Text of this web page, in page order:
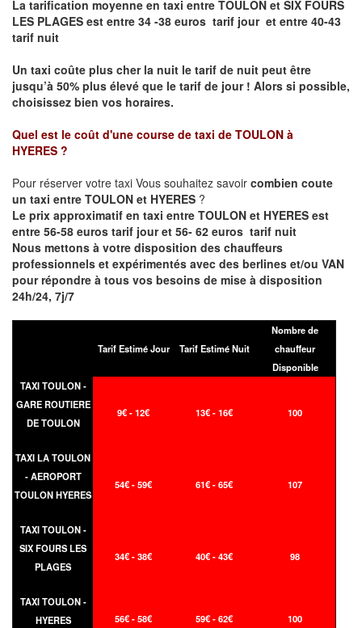
La tarification moyenne en taxi entre TOULON et SIX FOURS
LES PLAGES est entre 34 -38 euros tarif jour et entre 40-43
tarif nuit
Un taxi coûte plus cher la nuit le tarif de nuit peut être
jusqu’à 50% plus élevé que le tarif de jour ! Alors si possible,
choisissez bien vos horaires.
Quel est le coût d'une course de taxi de TOULON à
HYERES ?
Pour réserver votre taxi Vous souhaitez savoir combien coute
un taxi entre TOULON et HYERES ?
Le prix approximatif en taxi entre TOULON et HYERES est
entre 56-58 euros tarif jour et 56- 62 euros tarif nuit
Nous mettons à votre disposition des chauffeurs
professionnels et expérimentés avec des berlines et/ou VAN
pour répondre à tous vos besoins de mise à disposition
24h/24, 7j/7
Tarif Estimé Jour Tarif Estimé Nuit
Nombre de
chauffeur
Disponible
TAXI TOULON -
GARE ROUTIERE
DE TOULON
9€ - 12€ 13€ - 16€ 100
TAXI LA TOULON
- AEROPORT
TOULON HYERES
54€ - 59€ 61€ - 65€ 107
TAXI TOULON -
SIX FOURS LES
PLAGES
34€ - 38€ 40€ - 43€ 98
TAXI TOULON -
HYERES
56€ - 58€ 59€ - 62€ 100